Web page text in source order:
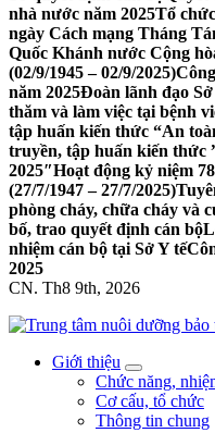
nhà nước năm 2025Tổ
ngày Cách mạng Tháng
Quốc Khánh nước Cộng
(02/9/1945 – 02/9/2025)
năm 2025Đoàn lãnh đạo
thăm và làm việc tại bệnh
tập huấn kiến thức “An
truyền, tập huấn kiến thức
2025″Hoạt động kỷ niệm
(27/7/1947 – 27/7/2025)
phòng cháy, chữa cháy và
bố, trao quyết định cán bộ
nhiệm cán bộ tại Sở Y tế
2025
CN. Th8 9th, 2026
Trung tâm nuôi dưỡng bảo
Y tế Thành phố Hồ Chí
1976. Tiền thân là Nhà nuôi
Trung tâm nuôi dưỡng bảo
Giới thiệu
Chức năng,
Cơ cấu, tổ chức
Thông tin chung